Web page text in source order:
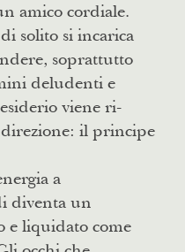
amico cordiale.
solito si incarica
soprattutto
deludenti e
viene ri-
il principe
a
diventa un
e liquidato come